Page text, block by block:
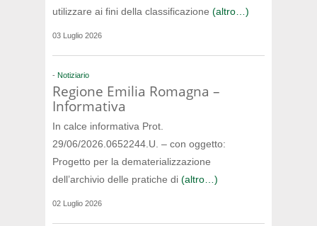
utilizzare ai fini della classificazione (altro…)
03 Luglio 2026
- Notiziario
Regione Emilia Romagna –
Informativa
In calce informativa Prot.
29/06/2026.0652244.U. – con oggetto:
Progetto per la dematerializzazione
dell’archivio delle pratiche di (altro…)
02 Luglio 2026